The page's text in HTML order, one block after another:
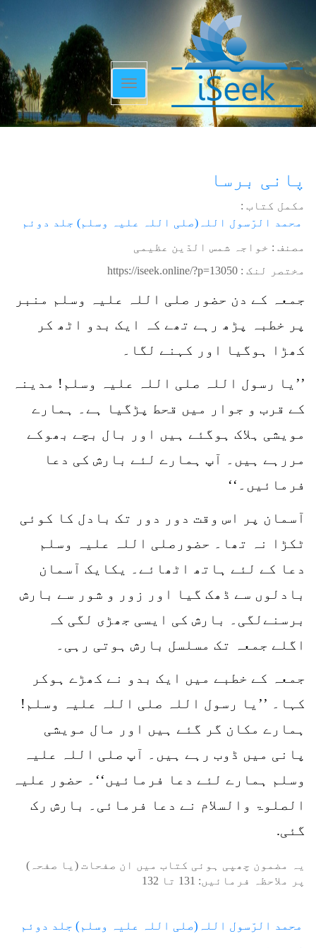
Toggle
navigation
پانی برسا
مکمل کتاب :
محمد الرّسول اللہ(صلی اللہ علیہ وسلم) جلد دوئم
مصنف : خواجہ شمس الدّین عظیمی
مختصر لنک : https://iseek.online/?p=13050
جمعہ کے دن حضور صلی اللہ علیہ وسلم منبر
پر خطبہ پڑھ رہے تھے کہ ایک بدو اٹھ کر
کھڑا ہوگیا اور کہنے لگا۔
’’یا رسول اللہ صلی اللہ علیہ وسلم! مدینہ
کے قرب و جوار میں قحط پڑگیا ہے۔ ہمارے
مویشی ہلاک ہوگئے ہیں اور بال بچے بھوکے
مررہے ہیں۔ آپ ہمارے لئے بارش کی دعا
فرمائیں۔‘‘
آسمان پر اس وقت دور دور تک بادل کا کوئی
ٹکڑا نہ تھا۔ حضورصلی اللہ علیہ وسلم
دعا کے لئے ہاتھ اٹھائے۔ یکایک آسمان
بادلوں سے ڈھک گیا اور زور و شور سے بارش
برسنےلگی۔ بارش کی ایسی جھڑی لگی کہ
اگلے جمعہ تک مسلسل بارش ہوتی رہی۔
جمعہ کے خطبے میں ایک بدو نے کھڑے ہوکر
کہا۔ ’’یا رسول اللہ صلی اللہ علیہ وسلم!
ہمارے مکان گر گئے ہیں اور مال مویشی
پانی میں ڈوب رہے ہیں۔ آپ صلی اللہ علیہ
وسلم ہمارے لئے دعا فرمائیں‘‘۔ حضور علیہ
الصلوۃ والسلام نے دعا فرمائی۔ بارش رک
گئی.
یہ مضمون چھپی ہوئی کتاب میں ان صفحات (یا صفحہ)
پر ملاحظہ فرمائیں: 131 تا 132
محمد الرّسول اللہ(صلی اللہ علیہ وسلم) جلد دوئم